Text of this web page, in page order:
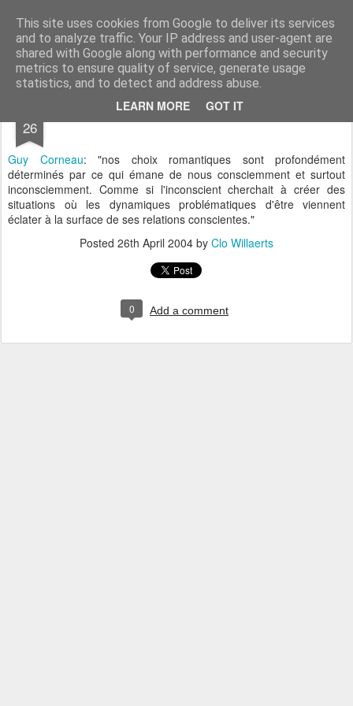
This site uses cookies from Google to deliver its services
and to analyze traffic. Your IP address and user-agent are
shared with Google along with performance and security
metrics to ensure quality of service, generate usage
statistics, and to detect and address abuse.
LEARN MORE GOT IT
bnox Imagination is more important than knowledge. Knowledge is limited. Imagination encircles the world.
26
Guy Corneau: "nos choix romantiques sont profondément
déterminés par ce qui émane de nous consciemment et surtout
inconsciemment. Comme si l'inconscient cherchait à créer des
situations où les dynamiques problématiques d'être viennent
éclater à la surface de ses relations conscientes."
Posted 26th April 2004 by Clo Willaerts
0 Add a comment